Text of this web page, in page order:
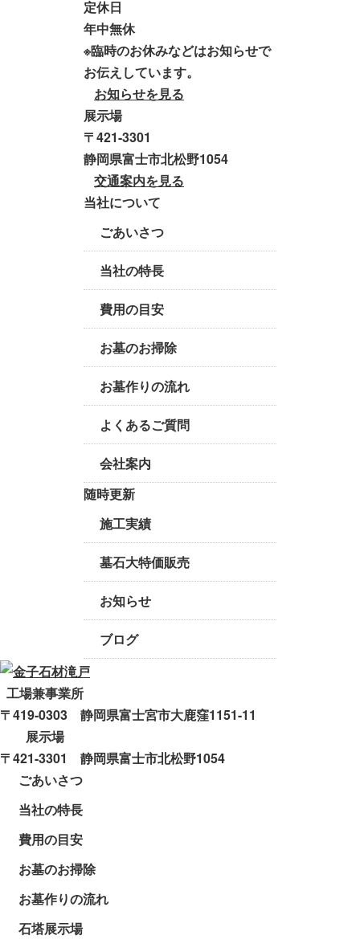
定休日
年中無休
※臨時のお休みなどはお知らせで
お伝えしています。
お知らせを見る
展示場
〒421-3301
静岡県富士市北松野1054
交通案内を見る
当社について
ごあいさつ
当社の特長
費用の目安
お墓のお掃除
お墓作りの流れ
よくあるご質問
会社案内
随時更新
施工実績
墓石大特価販売
お知らせ
ブログ
工場兼事業所
〒419-0303 静岡県富士宮市大鹿窪1151-11
展示場
〒421-3301 静岡県富士市北松野1054
ごあいさつ
当社の特長
費用の目安
お墓のお掃除
お墓作りの流れ
石塔展示場